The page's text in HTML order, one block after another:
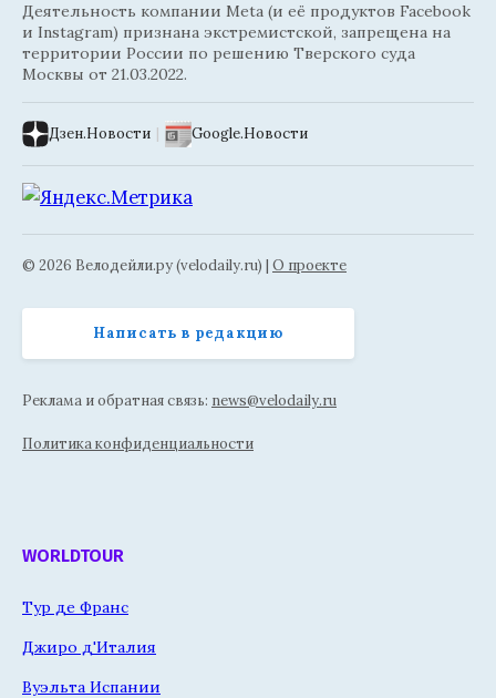
Деятельность компании Meta (и её продуктов Facebook
и Instagram) признана экстремистской, запрещена на
территории России по решению Тверского суда
Москвы от 21.03.2022.
Дзен.Новости Google.Новости
© 2026 Велодейли.ру (velodaily.ru) | О проекте
Написать в редакцию
Реклама и обратная связь: news@velodaily.ru
Политика конфиденциальности
WORLDTOUR
Тур де Франс
Джиро д'Италия
Вуэльта Испании